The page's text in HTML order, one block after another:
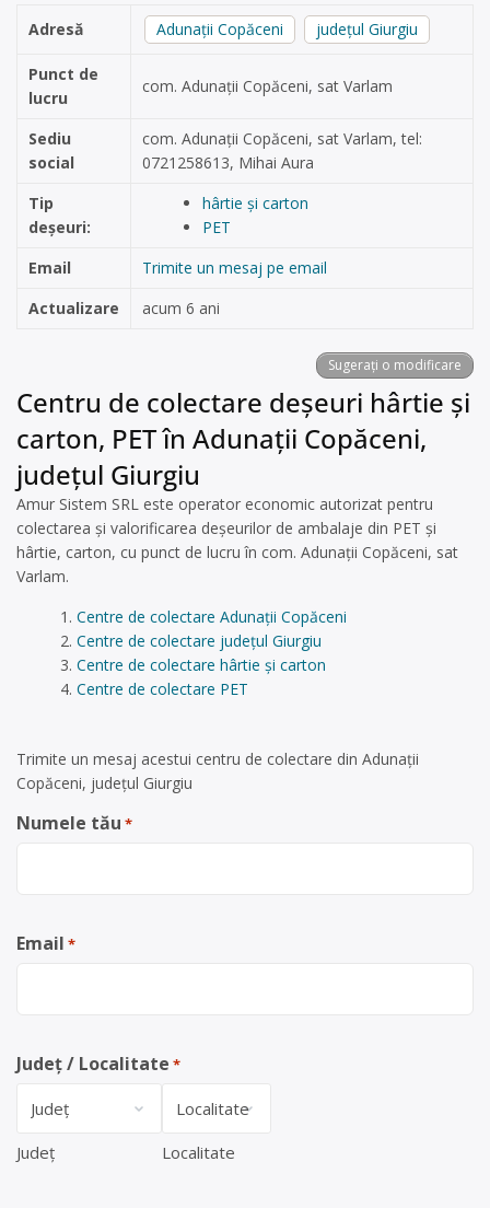
Adresă Adunații Copăceni județul Giurgiu
Punct de
lucru
com. Adunații Copăceni, sat Varlam
Sediu
social
com. Adunații Copăceni, sat Varlam, tel:
0721258613, Mihai Aura
Tip
deșeuri:
hârtie și carton
PET
Email
Trimite un mesaj pe email
Actualizare
acum 6 ani
Sugerați o modificare
Centru de colectare deșeuri hârtie și
carton, PET în Adunații Copăceni,
județul Giurgiu
Amur Sistem SRL este operator economic autorizat pentru
colectarea și valorificarea deșeurilor de ambalaje din PET și
hârtie, carton, cu punct de lucru în com. Adunații Copăceni, sat
Varlam.
Centre de colectare Adunații Copăceni
Centre de colectare județul Giurgiu
Centre de colectare hârtie și carton
Centre de colectare PET
Trimite un mesaj acestui centru de colectare din Adunații
Copăceni, județul Giurgiu
Numele tău *
Email *
Județ / Localitate *
Județ Localitate